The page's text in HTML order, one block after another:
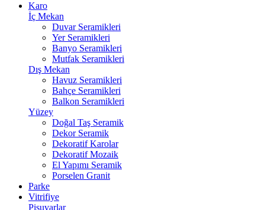
Karo
İç Mekan
Duvar Seramikleri
Yer Seramikleri
Banyo Seramikleri
Mutfak Seramikleri
Dış Mekan
Havuz Seramikleri
Bahçe Seramikleri
Balkon Seramikleri
Yüzey
Doğal Taş Seramik
Dekor Seramik
Dekoratif Karolar
Dekoratif Mozaik
El Yapımı Seramik
Porselen Granit
Parke
Vitrifiye
Pisuvarlar